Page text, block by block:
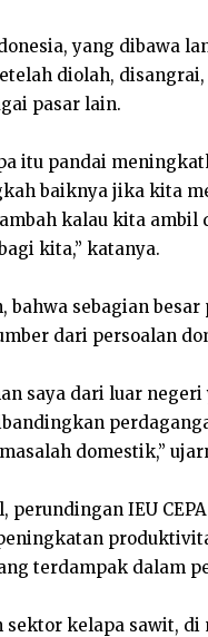
yang dibawa
diolah,
pasar lain.
itu pandai
baiknya jika kita
kalau kita ambil
kita,” katanya.
bahwa sebagian
dari persoalan
saya dari luar
domestik,”
perundingan IEU
terdampak dalam
sektor kelapa sawit,